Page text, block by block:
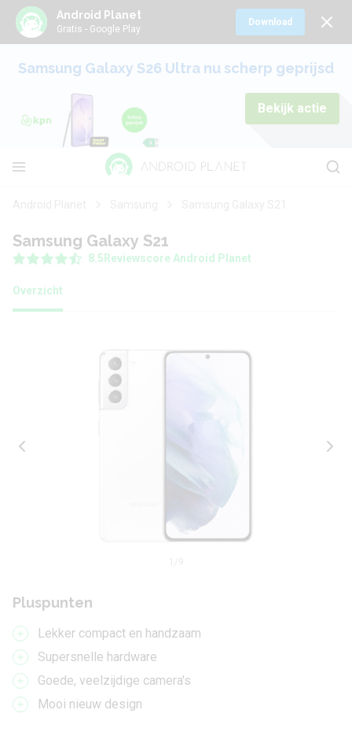
Android Planet
Gratis - Google Play
Download
Samsung Galaxy S26 Ultra nu scherp geprijsd
Bekijk actie
Samsung Galaxy S21
8.5 Reviewscore Android Planet
Overzicht
Pluspunten
Lekker compact en handzaam
Supersnelle hardware
Goede, veelzijdige camera's
Mooi nieuw design